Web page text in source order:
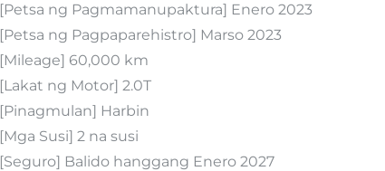
[Petsa ng Pagmamanupaktura] Enero 2023
[Petsa ng Pagpaparehistro] Marso 2023
[Mileage] 60,000 km
[Lakat ng Motor] 2.0T
[Pinagmulan] Harbin
[Mga Susi] 2 na susi
[Seguro] Balido hanggang Enero 2027